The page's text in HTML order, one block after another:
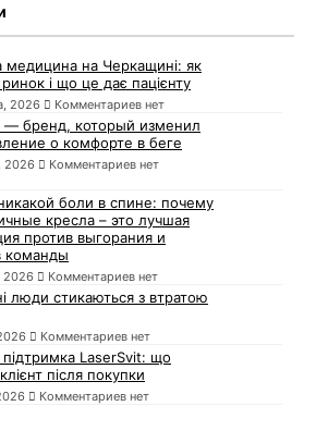
медицина на Черкащині: як
ринок і що це дає пацієнту
2026 Комментариев нет
— бренд, который изменил
о комфорте в беге
2026 Комментариев нет
боли в спине: почему
кресла – это лучшая
против выгорания и
команды
2026 Комментариев нет
люди стикаються з втратою
Комментариев нет
підтримка LaserSvit: що
після покупки
Комментариев нет